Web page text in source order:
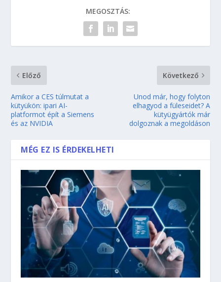
MEGOSZTÁS:
Előző
Amikor a CES túlmutat a
kütyükön: ipari AI-
platformot épít a Siemens
és az NVIDIA
Következő
Unod már, hogy folyton
elhagyod a füleseidet? A
kütyügyártók már
dolgoznak a megoldáson
MÉG EZ IS ÉRDEKELHETI